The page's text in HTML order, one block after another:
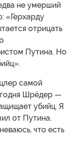
не умерший
«Герхарду
отрицать
Путина. Но
самой
Шрёдер —
убийц. Я
от Путина.
что есть